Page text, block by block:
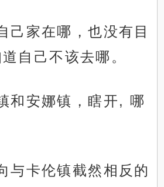
己家在哪，也没有目
自己不该去哪。
和安娜镇，瞎开, 哪
与卡伦镇截然相反的